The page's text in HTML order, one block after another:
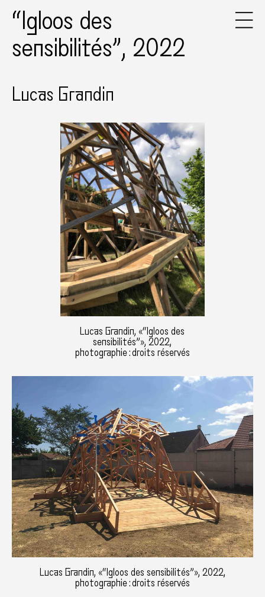
“Igloos des
sensibilités”, 2022
Lucas Grandin
Lucas Grandin, «“Igloos des
sensibilités”», 2022,
photographie : droits réservés
Lucas Grandin, «“Igloos des sensibilités”», 2022,
photographie : droits réservés